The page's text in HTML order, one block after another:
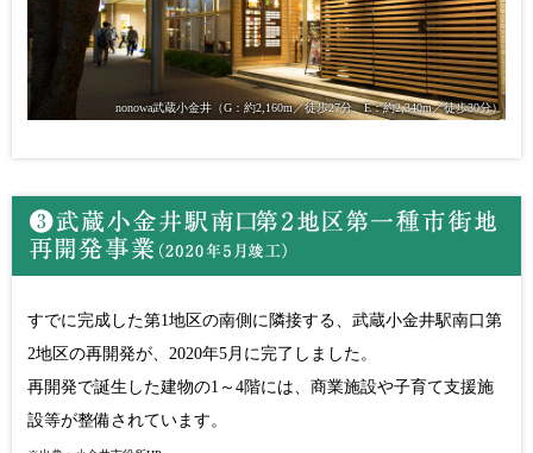
nonowa武蔵小金井 （G：約2,160m／徒歩27分、E：約2,340m／徒歩30分）
すでに完成した第1地区の南側に隣接する、武蔵小金井駅南口第
2地区の再開発が、2020年5月に完了しました。
再開発で誕生した建物の1～4階には、商業施設や子育て支援施
設等が整備されています。